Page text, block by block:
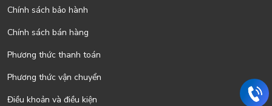
Chính sách bảo hành
Chính sách bán hàng
Phương thức thanh toán
Phương thức vận chuyển
Điều khoản và điều kiện